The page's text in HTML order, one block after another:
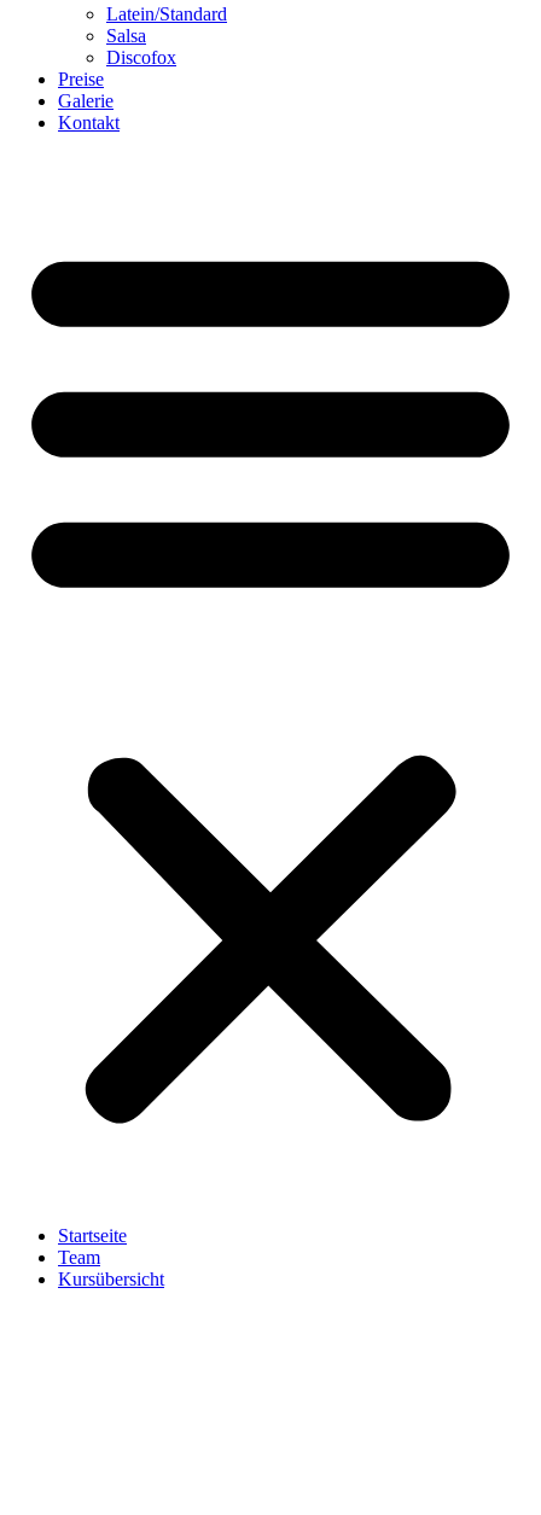
Latein/Standard
Salsa
Discofox
Preise
Galerie
Kontakt
Startseite
Team
Kursübersicht